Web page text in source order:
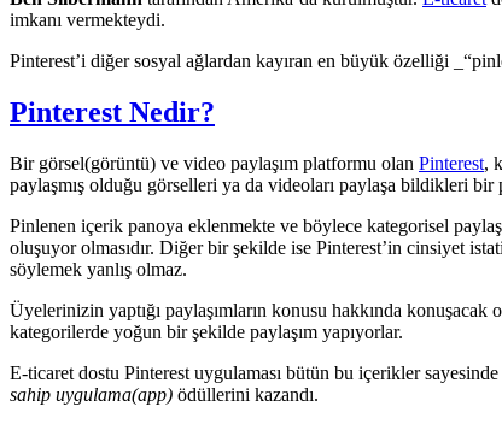
imkanı vermekteydi.
Pinterest’i diğer sosyal ağlardan kayıran en büyük özelliği
Pinterest Nedir?
Bir görsel(görüntü) ve video paylaşım platformu olan Pinterest,
paylaşmış olduğu görselleri ya da videoları paylaşa bildikleri
Pinlenen içerik panoya eklenmekte ve böylece kategorisel
oluşuyor olmasıdır. Diğer bir şekilde ise Pinterest’in cinsiyet
söylemek yanlış olmaz.
Üyelerinizin yaptığı paylaşımların konusu hakkında
kategorilerde yoğun bir şekilde paylaşım yapıyorlar.
E-ticaret dostu Pinterest uygulaması bütün bu içerikler sayesinde
sahip uygulama(app) ödüllerini kazandı.